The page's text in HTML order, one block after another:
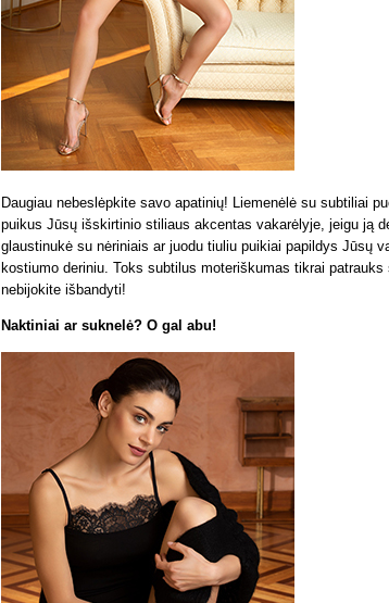
Daugiau nebeslėpkite savo apatinių! Liemenėlė su subtiliai
puikus Jūsų išskirtinio stiliaus akcentas vakarėlyje, jeigu ją
glaustinukė su nėriniais ar juodu tiuliu puikiai papildys Jūsų
kostiumo deriniu. Toks subtilus moteriškumas tikrai
nebijokite išbandyti!
Naktiniai ar suknelė? O gal abu!